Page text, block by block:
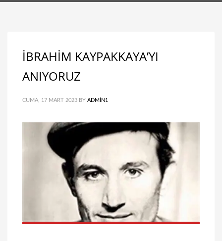
İBRAHİM KAYPAKKAYA’YI
ANIYORUZ
CUMA, 17 MART 2023 BY ADMIN1